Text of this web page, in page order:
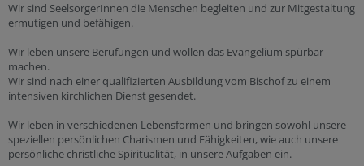
Wir sind SeelsorgerInnen die Menschen begleiten und zur Mitgestaltung
ermutigen und befähigen.
Wir leben unsere Berufungen und wollen das Evangelium spürbar
machen.
Wir sind nach einer qualifizierten Ausbildung vom Bischof zu einem
intensiven kirchlichen Dienst gesendet.
Wir leben in verschiedenen Lebensformen und bringen sowohl unsere
speziellen persönlichen Charismen und Fähigkeiten, wie auch unsere
persönliche christliche Spiritualität, in unsere Aufgaben ein.